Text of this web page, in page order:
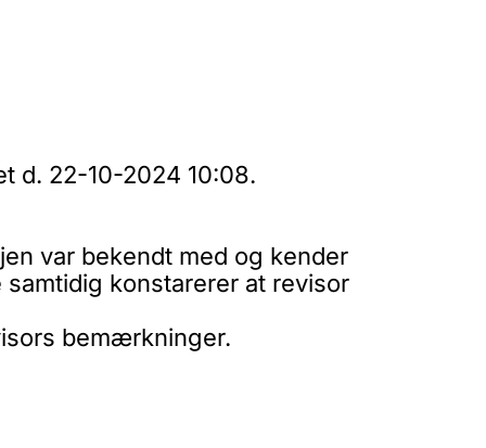
d. 22-10-2024 10:08.
var bekendt med og kender
konstarerer at revisor
bemærkninger.